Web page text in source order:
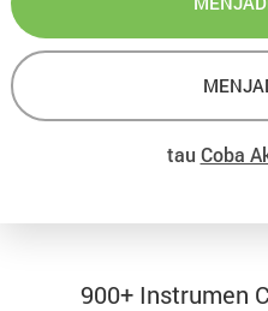
tau Coba
900+ Instrumen